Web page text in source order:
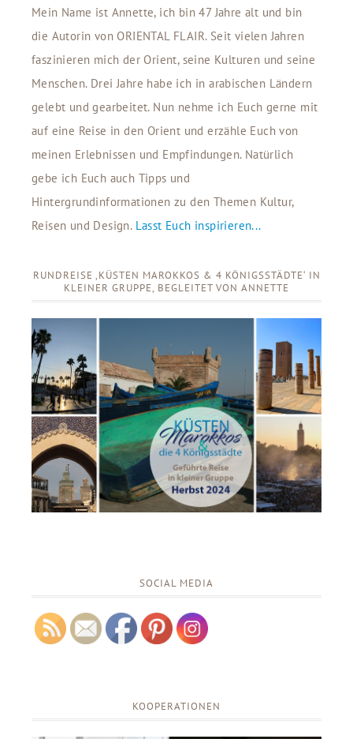
Mein Name ist Annette, ich bin 47 Jahre alt und bin
die Autorin von ORIENTAL FLAIR. Seit vielen Jahren
faszinieren mich der Orient, seine Kulturen und seine
Menschen. Drei Jahre habe ich in arabischen Ländern
gelebt und gearbeitet. Nun nehme ich Euch gerne mit
auf eine Reise in den Orient und erzähle Euch von
meinen Erlebnissen und Empfindungen. Natürlich
gebe ich Euch auch Tipps und
Hintergrundinformationen zu den Themen Kultur,
Reisen und Design. Lasst Euch inspirieren...
RUNDREISE ‚KÜSTEN MAROKKOS & 4 KÖNIGSSTÄDTE‘ IN
KLEINER GRUPPE, BEGLEITET VON ANNETTE
SOCIAL MEDIA
KOOPERATIONEN